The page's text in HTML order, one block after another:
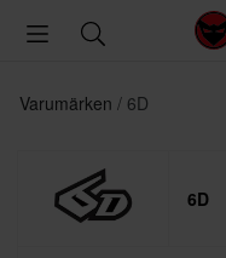
Varumärken 6D
6D